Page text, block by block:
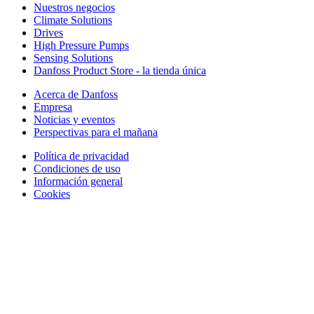
Nuestros negocios
Climate Solutions
Drives
High Pressure Pumps
Sensing Solutions
Danfoss Product Store - la tienda única
Acerca de Danfoss
Empresa
Noticias y eventos
Perspectivas para el mañana
Política de privacidad
Condiciones de uso
Información general
Cookies